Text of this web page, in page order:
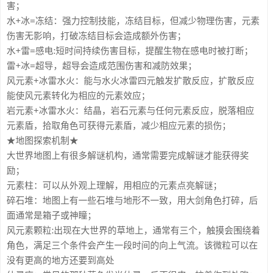
害；
水+冰=冻结：强力控制技能，冻结目标，但减少物理伤害，元素
伤害无影响，打破冻结目标会造成额外伤害；
水+雷=感电:短时间持续伤害目标，提醒生物在感电时被打断；
雷+冰=超导，超导会造成范围伤害和减防效果；
风元素+冰雷水火：能与水火冰雷四元触发扩散反应，扩散反应
能使风元素转化为相应的元素效应；
岩元素+冰雷水火：结晶，岩石元素与任何元素反应，脱落相应
元素盾，拾取角色可获得元素盾，减少相应元素的损伤；
★地图探索机制★
大世界地图上有很多解谜机构，通常需要完成解谜才能获得奖
励；
元素柱：可以从外观上理解，用相应的元素点亮解谜；
碎石堆：地图上有一些石堆与地形不一致，用大剑角色打碎，后
面通常是箱子或神瞳；
风元素颗粒:出现在大世界的草地上，通常有三个，触摸会围绕着
角色，满足三个条件会产生一段时间的向上气流。该微粒可以在
没有更高的地方还要到高处